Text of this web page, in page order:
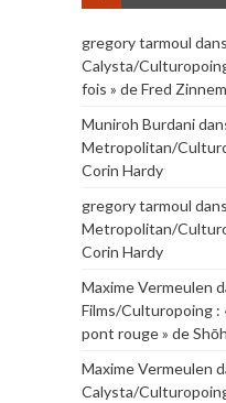
gregory tarmoul dans
Calysta/
fois » de Fred
Muniroh Burdani
Metropolitan/
Corin Hardy
gregory tarmoul dans
Metropolitan/
Corin Hardy
Maxime Vermeulen
Films/Culturopoing :
pont rouge » de
Maxime Vermeulen
Calysta/